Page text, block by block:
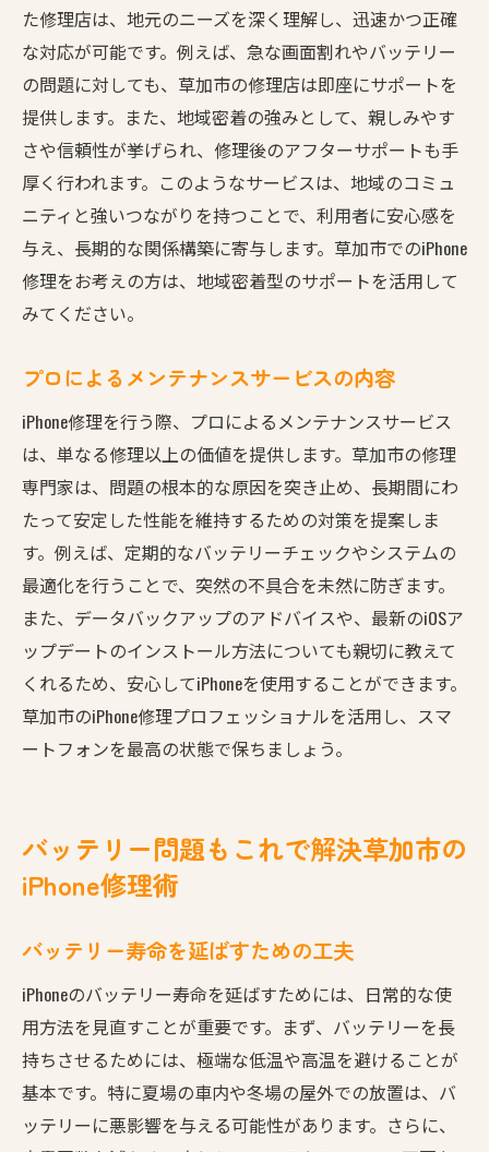
た修理店は、地元のニーズを深く理解し、迅速かつ正確
な対応が可能です。例えば、急な画面割れやバッテリー
の問題に対しても、草加市の修理店は即座にサポートを
提供します。また、地域密着の強みとして、親しみやす
さや信頼性が挙げられ、修理後のアフターサポートも手
厚く行われます。このようなサービスは、地域のコミュ
ニティと強いつながりを持つことで、利用者に安心感を
与え、長期的な関係構築に寄与します。草加市でのiPhone
修理をお考えの方は、地域密着型のサポートを活用して
みてください。
プロによるメンテナンスサービスの内容
iPhone修理を行う際、プロによるメンテナンスサービス
は、単なる修理以上の価値を提供します。草加市の修理
専門家は、問題の根本的な原因を突き止め、長期間にわ
たって安定した性能を維持するための対策を提案しま
す。例えば、定期的なバッテリーチェックやシステムの
最適化を行うことで、突然の不具合を未然に防ぎます。
また、データバックアップのアドバイスや、最新のiOSア
ップデートのインストール方法についても親切に教えて
くれるため、安心してiPhoneを使用することができます。
草加市のiPhone修理プロフェッショナルを活用し、スマ
ートフォンを最高の状態で保ちましょう。
バッテリー問題もこれで解決草加市の
iPhone修理術
バッテリー寿命を延ばすための工夫
iPhoneのバッテリー寿命を延ばすためには、日常的な使
用方法を見直すことが重要です。まず、バッテリーを長
持ちさせるためには、極端な低温や高温を避けることが
基本です。特に夏場の車内や冬場の屋外での放置は、バ
ッテリーに悪影響を与える可能性があります。さらに、